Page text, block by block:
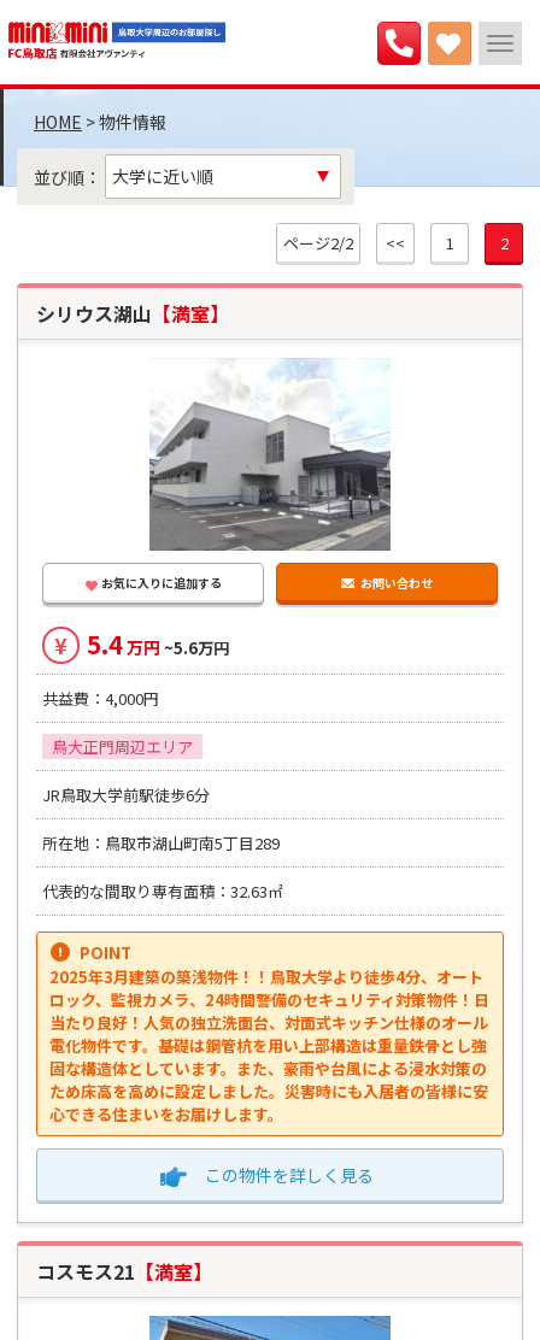
>物件情報
並び順：
ページ2/2 << 1 2
シリウス湖山 【満室】
お気に入りに追加する お問い合わせ
¥ 5.4万円 ~5.6万円
共益費：4,000円
鳥大正門周辺エリア
JR鳥取大学前駅徒歩6分
所在地：鳥取市湖山町南5丁目289
代表的な間取り専有面積：32.63㎡
POINT
2025年3月建築の築浅物件！！鳥取大学より徒歩4分、オート
ロック、監視カメラ、24時間警備のセキュリティ対策物件！日
当たり良好！人気の独立洗面台、対面式キッチン仕様のオール
電化物件です。基礎は鋼管杭を用い上部構造は重量鉄骨とし強
固な構造体としています。また、豪雨や台風による浸水対策の
ため床高を高めに設定しました。災害時にも入居者の皆様に安
心できる住まいをお届けします。
この物件を詳しく見る
コスモス21 【満室】